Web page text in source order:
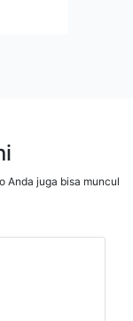
Anda juga bisa muncul